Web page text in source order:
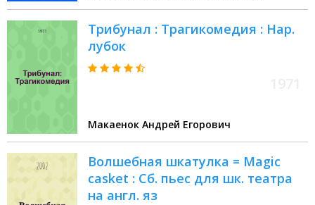
Трибунал : Трагикомедия : Нар.
лубок
Макаенок Андрей Егорович
Волшебная шкатулка = Magic
casket : Сб. пьес для шк. театра
на англ. яз